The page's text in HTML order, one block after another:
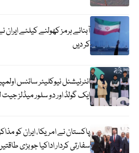
کر دیں
ایک گولڈ اور دو سلور میڈلز
پاکستان نے امریکا، ایران کو
سفارتی کردار اداکیا جو بڑی